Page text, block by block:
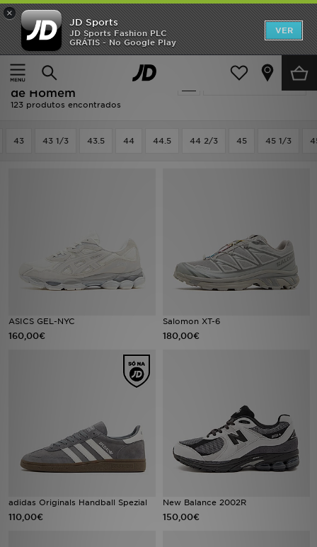
×
JD Sports
JD Sports Fashion PLC
GRÁTIS - No Google Play
VER
Página principal
Homem Calçado de Homem
Actualizar a pesquisa
Homem - Cinzento Calçado
de Homem
123 produtos encontrados
43 43 1/3 43.5 44 44.5 44 2/3 45 45 1/3
ASICS GEL-NYC
160,00€
Salomon XT-6
180,00€
adidas Originals Handball Spezial
110,00€
New Balance 2002R
150,00€
INÍCIO
Promoções
NOVIDADES
DESPORTO
FUTEBOL JD
VER MARCAS
ESTADO DO TEU PEDIDO